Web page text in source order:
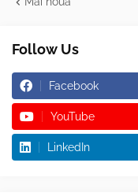
Follow Us
Facebook
YouTube
LinkedIn